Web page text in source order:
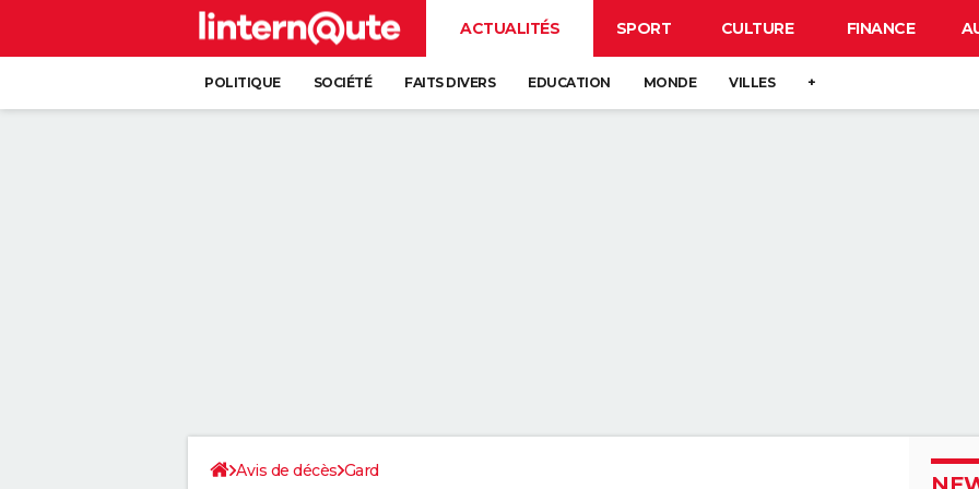
ACTUALITÉS SPORT CULTURE FINANCE
POLITIQUE SOCIÉTÉ FAITS DIVERS EDUCATION MONDE VILLES +
Avis de décès Gard